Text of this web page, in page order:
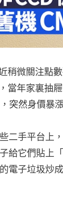
稍微關注點
當年家裏抽
突然身價暴
二手平台上
給它們貼上
電子垃圾炒